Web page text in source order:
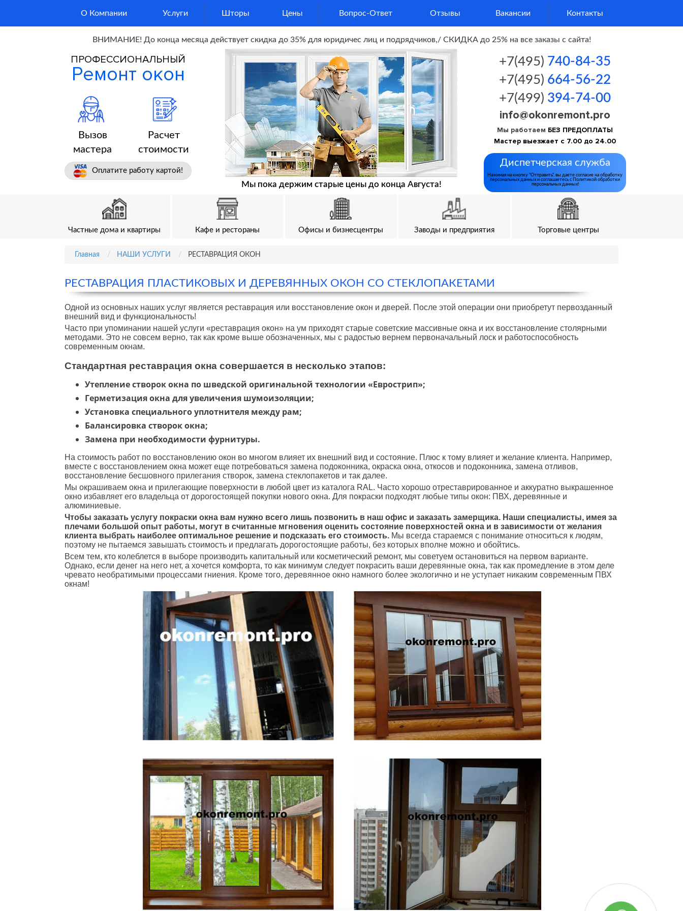
О Компании Услуги Шторы Цены Вопрос-Ответ Отзывы Вакансии Контакты
ВНИМАНИЕ! До конца месяца действует скидка до 35% для юридичес лиц и подрядчиков,/ СКИДКА до 25% на все заказы с сайта!
ПРОФЕССИОНАЛЬНЫЙ
Ремонт окон
Вызов
мастера
Расчет
стоимости
Оплатите работу картой!
Мы пока держим старые цены до конца Августа!
+7(495) 740-84-35
+7(495) 664-56-22
+7(499) 394-74-00
info@okonremont.pro
Мы работаем БЕЗ ПРЕДОПЛАТЫ
Мастер выезжает с 7.00 до 24.00
Диспетчерская служба
Нажимая на кнопку "Отправить", вы даете согласие на обработку
персональных данных и соглашаетесь с Политикой обработки
персональных данных!
Частные дома и квартиры Кафе и рестораны Офисы и бизнесцентры Заводы и предприятия Торговые центры
Главная НАШИ УСЛУГИ РЕСТАВРАЦИЯ ОКОН
РЕСТАВРАЦИЯ ПЛАСТИКОВЫХ И ДЕРЕВЯННЫХ ОКОН СО СТЕКЛОПАКЕТАМИ
Одной из основных наших услуг является реставрация или восстановление окон и дверей. После этой операции они приобретут первозданный
внешний вид и функциональность!
Часто при упоминании нашей услуги «реставрация окон» на ум приходят старые советские массивные окна и их восстановление столярными
методами. Это не совсем верно, так как кроме выше обозначенных, мы с радостью вернем первоначальный лоск и работоспособность
современным окнам.
Стандартная реставрация окна совершается в несколько этапов:
Утепление створок окна по шведской оригинальной технологии «Еврострип»;
Герметизация окна для увеличения шумоизоляции;
Установка специального уплотнителя между рам;
Балансировка створок окна;
Замена при необходимости фурнитуры.
На стоимость работ по восстановлению окон во многом влияет их внешний вид и состояние. Плюс к тому влияет и желание клиента. Например,
вместе с восстановлением окна может еще потребоваться замена подоконника, окраска окна, откосов и подоконника, замена отливов,
восстановление бесшовного прилегания створок, замена стеклопакетов и так далее.
Мы окрашиваем окна и прилегающие поверхности в любой цвет из каталога RAL. Часто хорошо отреставрированное и аккуратно выкрашенное
окно избавляет его владельца от дорогостоящей покупки нового окна. Для покраски подходят любые типы окон: ПВХ, деревянные и
алюминиевые.
Чтобы заказать услугу покраски окна вам нужно всего лишь позвонить в наш офис и заказать замерщика. Наши специалисты, имея за
плечами большой опыт работы, могут в считанные мгновения оценить состояние поверхностей окна и в зависимости от желания
клиента выбрать наиболее оптимальное решение и подсказать его стоимость. Мы всегда стараемся с понимание относиться к людям,
поэтому не пытаемся завышать стоимость и предлагать дорогостоящие работы, без которых вполне можно и обойтись.
Всем тем, кто колеблется в выборе производить капитальный или косметический ремонт, мы советуем остановиться на первом варианте.
Однако, если денег на него нет, а хочется комфорта, то как минимум следует покрасить ваши деревянные окна, так как промедление в этом деле
чревато необратимыми процессами гниения. Кроме того, деревянное окно намного более экологично и не уступает никаким современным ПВХ
окнам!